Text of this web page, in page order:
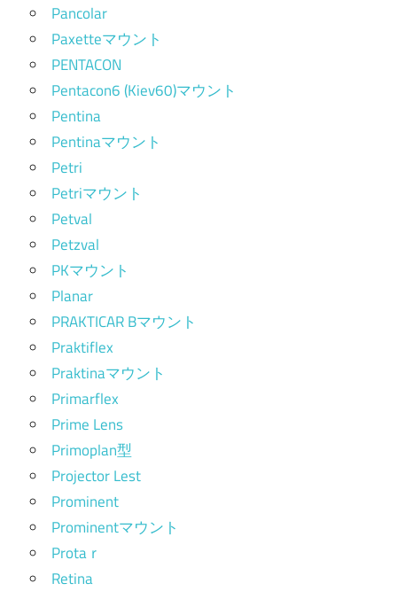
Pancolar
Paxetteマウント
PENTACON
Pentacon6 (Kiev60)マウント
Pentina
Pentinaマウント
Petri
Petriマウント
Petval
Petzval
PKマウント
Planar
PRAKTICAR Bマウント
Praktiflex
Praktinaマウント
Primarflex
Prime Lens
Primoplan型
Projector Lest
Prominent
Prominentマウント
Protaｒ
Retina